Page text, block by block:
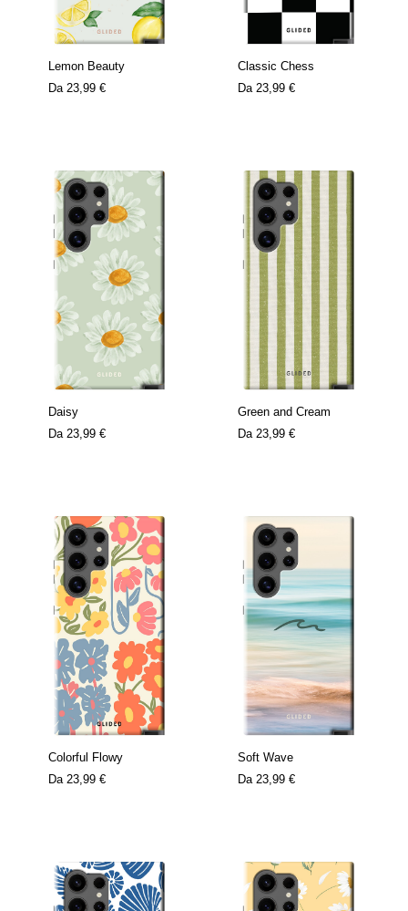
Lemon Beauty
Da 23,99 €
Classic Chess
Da 23,99 €
Daisy
Da 23,99 €
Green and Cream
Da 23,99 €
Colorful Flowy
Da 23,99 €
Soft Wave
Da 23,99 €